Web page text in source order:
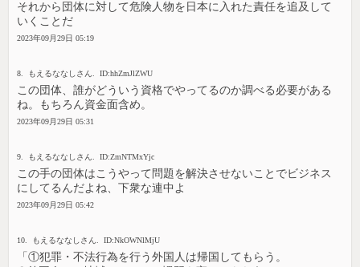
それから団体に対して危険人物を日本に入れた責任を追及して
いくことだ
2023年09月29日 05:19
8. もえるななしさん. ID:hhZmJlZWU
この団体、誰がどういう資格でやってるのか調べる必要がある
ね。もちろん資金面含め。
2023年09月29日 05:31
9. もえるななしさん. ID:ZmNTMxYjc
この手の団体はこうやって問題を解決させないことでビジネス
にしてるんだよね、下衆な連中よ
2023年09月29日 05:42
10. もえるななしさん. ID:NkOWNlMjU
「①犯罪・不法行為を行う外国人は帰国してもらう。